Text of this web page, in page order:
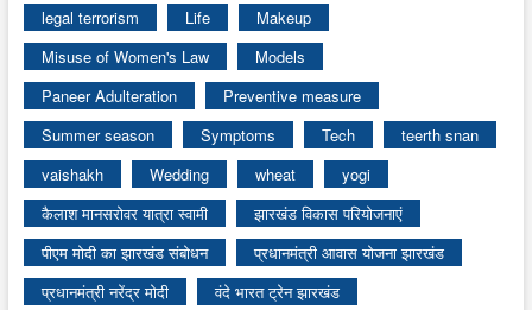
legal terrorism
Life
Makeup
Misuse of Women's Law
Models
Paneer Adulteration
Preventive measure
Summer season
Symptoms Tech
teerth snan
vaishakh
Wedding wheat
yogi
कैलाश मानसरोवर यात्रा स्वामी
झारखंड विकास परियोजनाएं
पीएम मोदी का झारखंड संबोधन
प्रधानमंत्री आवास योजना झारखंड
प्रधानमंत्री नरेंद्र मोदी
वंदे भारत ट्रेन झारखंड